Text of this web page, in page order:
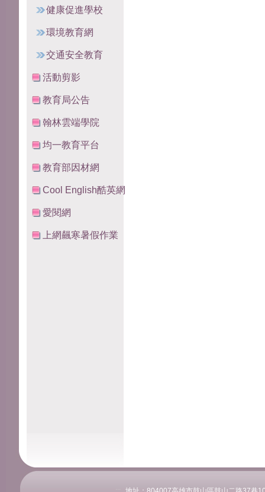
健康促進學校
環境教育網
交通安全教育
活動剪影
教育局公告
翰林雲端學院
均一教育平台
教育部因材網
Cool English酷英網
愛閱網
上網飆寒暑假作業